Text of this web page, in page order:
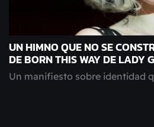
UN HIMNO QUE NO SE
DE BORN THIS WAY DE LADY
Un manifiesto sobre identidad